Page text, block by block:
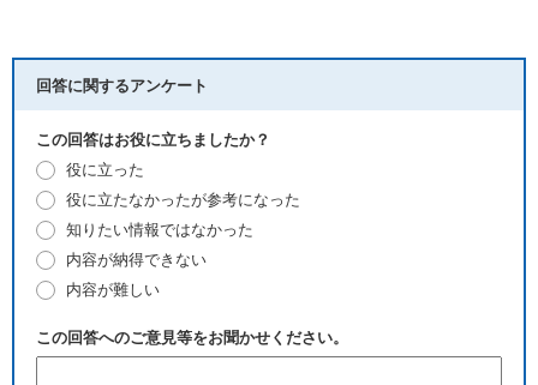
回答に関するアンケート
この回答はお役に立ちましたか？
役に立った
役に立たなかったが参考になった
知りたい情報ではなかった
内容が納得できない
内容が難しい
この回答へのご意見等をお聞かせください。